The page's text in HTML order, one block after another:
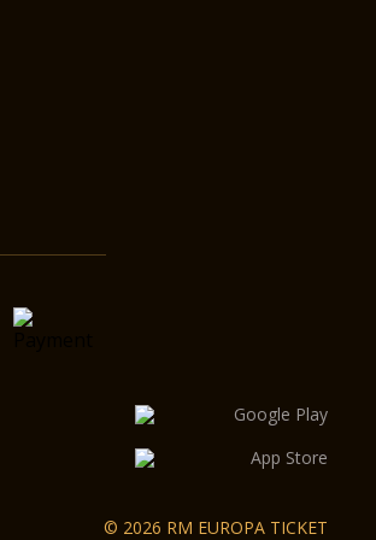
© 2026 RM EUROPA TICKET